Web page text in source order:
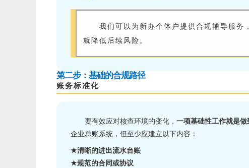
我们可以为新办个体户提供合规辅导服务
就降低后续风险。
第二步：基础的合规路径
账务标准化
要有效应对核查环境的变化， 一项基础性工作就是
企业总账系统，但至少应建立以下内容：
★清晰的进出流水台账
★规范的合同或协议